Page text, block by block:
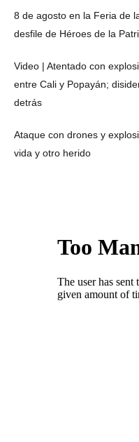
8 de agosto en la Feria de
desfile de Héroes de la
Video | Atentado con
entre Cali y Popayán;
detrás
Ataque con drones y
vida y otro herido